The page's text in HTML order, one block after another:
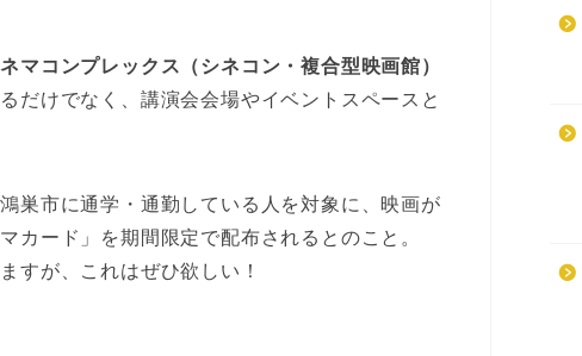
マコンプレックス（シネコン・複合型映画館）
だけでなく、講演会会場やイベントスペースと
巣市に通学・通勤している人を対象に、映画が
カード」を期間限定で配布されるとのこと。
すが、これはぜひ欲しい！